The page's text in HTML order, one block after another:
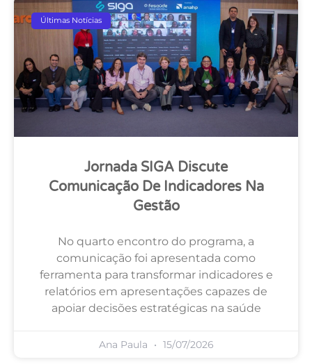
Últimas Notícias
Jornada SIGA Discute
Comunicação De Indicadores Na
Gestão
No quarto encontro do programa, a
comunicação foi apresentada como
ferramenta para transformar indicadores e
relatórios em apresentações capazes de
apoiar decisões estratégicas na saúde
Ana Paula 15/07/2026